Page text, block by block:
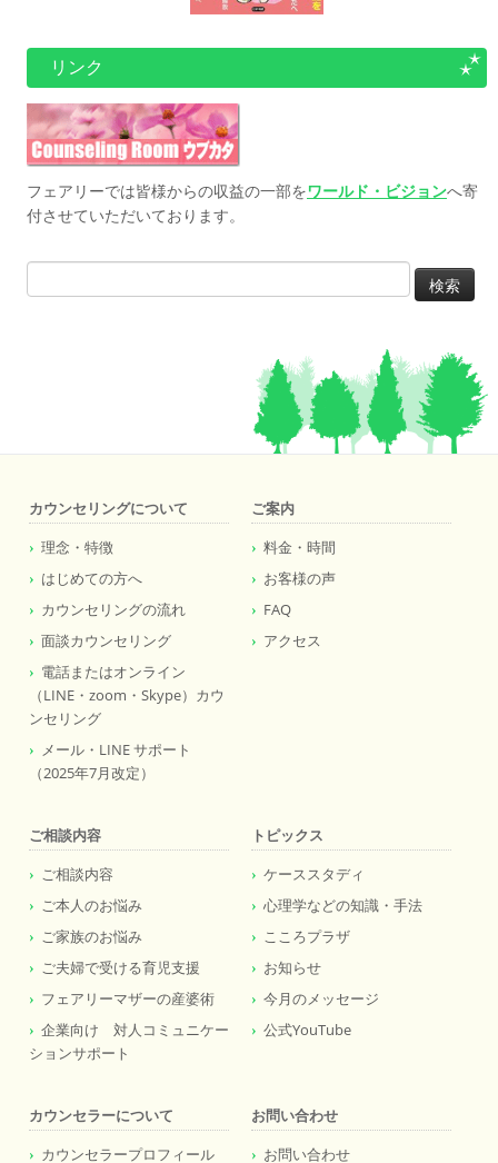
リンク
フェアリーでは皆様からの収益の一部をワールド・ビジョンへ寄
付させていただいております。
検
索:
カウンセリングについて
理念・特徴
はじめての方へ
カウンセリングの流れ
面談カウンセリング
電話またはオンライン
（LINE・zoom・Skype）カウ
ンセリング
メール・LINE サポート
（2025年7月改定）
ご案内
料金・時間
お客様の声
FAQ
アクセス
ご相談内容
ご相談内容
ご本人のお悩み
ご家族のお悩み
ご夫婦で受ける育児支援
フェアリーマザーの産婆術
企業向け 対人コミュニケー
ションサポート
トピックス
ケーススタディ
心理学などの知識・手法
こころプラザ
お知らせ
今月のメッセージ
公式YouTube
カウンセラーについて
カウンセラープロフィール
お問い合わせ
お問い合わせ